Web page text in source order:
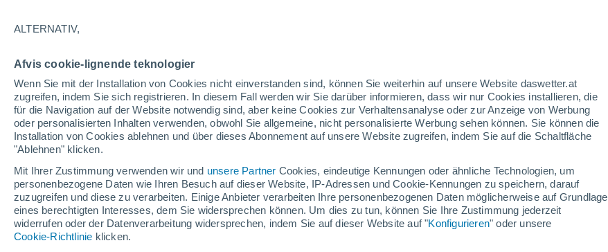
ALTERNATIV,
Afvis cookie-lignende teknologier
Wenn Sie mit der Installation von Cookies nicht einverstanden sind, können Sie weiterhin auf unsere Website daswetter.at
zugreifen, indem Sie sich registrieren. In diesem Fall werden wir Sie darüber informieren, dass wir nur Cookies installieren, die
für die Navigation auf der Website notwendig sind, aber keine Cookies zur Verhaltensanalyse oder zur Anzeige von Werbung
oder personalisierten Inhalten verwenden, obwohl Sie allgemeine, nicht personalisierte Werbung sehen können. Sie können die
Installation von Cookies ablehnen und über dieses Abonnement auf unsere Website zugreifen, indem Sie auf die Schaltfläche
"Ablehnen" klicken.
Mit Ihrer Zustimmung verwenden wir und unsere Partner Cookies, eindeutige Kennungen oder ähnliche Technologien, um
personenbezogene Daten wie Ihren Besuch auf dieser Website, IP-Adressen und Cookie-Kennungen zu speichern, darauf
zuzugreifen und diese zu verarbeiten. Einige Anbieter verarbeiten Ihre personenbezogenen Daten möglicherweise auf Grundlage
eines berechtigten Interesses, dem Sie widersprechen können. Um dies zu tun, können Sie Ihre Zustimmung jederzeit
widerrufen oder der Datenverarbeitung widersprechen, indem Sie auf dieser Website auf "Konfigurieren" oder unsere
Cookie-Richtlinie klicken.
118 fehlende Tage
Schneebericht heute
Pisten nach
Schwierigkeitsgrad
0 8 19 5
befahrbare Pistenkilometer 0 / 75
Offene Pisten 0 / 32
Schneeverhältnisse
Schneehöhe iauf dem Berg
Schneebeschaffenheit im Tal